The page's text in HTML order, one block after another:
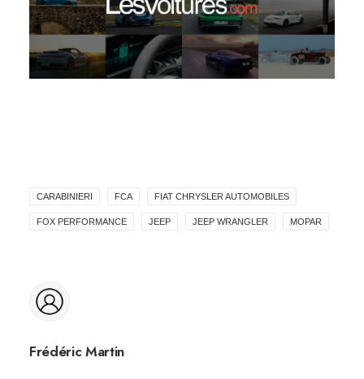
CARABINIERI FCA FIAT CHRYSLER AUTOMOBILES
FOX PERFORMANCE JEEP JEEP WRANGLER MOPAR
Frédéric Martin